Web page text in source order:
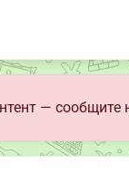
— сообщите